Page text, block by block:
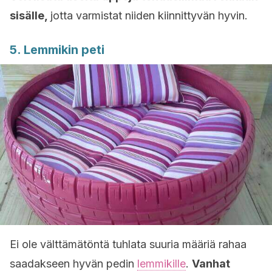
sisälle, jotta varmistat niiden kiinnittyvän hyvin.
5. Lemmikin peti
Ei ole välttämätöntä tuhlata suuria määriä rahaa
saadakseen hyvän pedin lemmikille. Vanhat